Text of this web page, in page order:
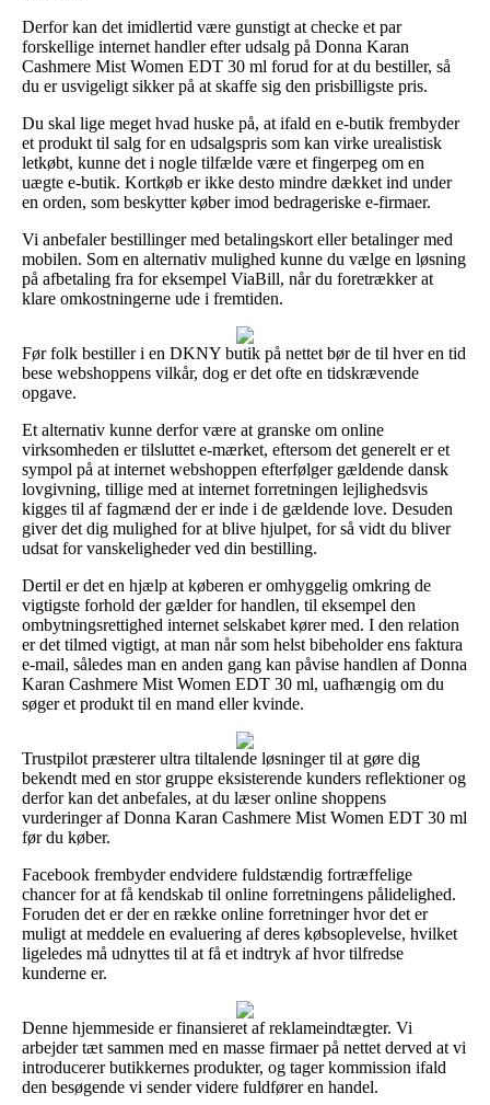
Derfor kan det imidlertid være gunstigt at checke et par
forskellige internet handler efter udsalg på Donna Karan
Cashmere Mist Women EDT 30 ml forud for at du bestiller, så
du er usvigeligt sikker på at skaffe sig den prisbilligste pris.
Du skal lige meget hvad huske på, at ifald en e-butik frembyder
et produkt til salg for en udsalgspris som kan virke urealistisk
letkøbt, kunne det i nogle tilfælde være et fingerpeg om en
uægte e-butik. Kortkøb er ikke desto mindre dækket ind under
en orden, som beskytter køber imod bedrageriske e-firmaer.
Vi anbefaler bestillinger med betalingskort eller betalinger med
mobilen. Som en alternativ mulighed kunne du vælge en løsning
på afbetaling fra for eksempel ViaBill, når du foretrækker at
klare omkostningerne ude i fremtiden.
Før folk bestiller i en DKNY butik på nettet bør de til hver en tid
bese webshoppens vilkår, dog er det ofte en tidskrævende
opgave.
Et alternativ kunne derfor være at granske om online
virksomheden er tilsluttet e-mærket, eftersom det generelt er et
sympol på at internet webshoppen efterfølger gældende dansk
lovgivning, tillige med at internet forretningen lejlighedsvis
kigges til af fagmænd der er inde i de gældende love. Desuden
giver det dig mulighed for at blive hjulpet, for så vidt du bliver
udsat for vanskeligheder ved din bestilling.
Dertil er det en hjælp at køberen er omhyggelig omkring de
vigtigste forhold der gælder for handlen, til eksempel den
ombytningsrettighed internet selskabet kører med. I den relation
er det tilmed vigtigt, at man når som helst bibeholder ens faktura
e-mail, således man en anden gang kan påvise handlen af Donna
Karan Cashmere Mist Women EDT 30 ml, uafhængig om du
søger et produkt til en mand eller kvinde.
Trustpilot præsterer ultra tiltalende løsninger til at gøre dig
bekendt med en stor gruppe eksisterende kunders reflektioner og
derfor kan det anbefales, at du læser online shoppens
vurderinger af Donna Karan Cashmere Mist Women EDT 30 ml
før du køber.
Facebook frembyder endvidere fuldstændig fortræffelige
chancer for at få kendskab til online forretningens pålidelighed.
Foruden det er der en række online forretninger hvor det er
muligt at meddele en evaluering af deres købsoplevelse, hvilket
ligeledes må udnyttes til at få et indtryk af hvor tilfredse
kunderne er.
Denne hjemmeside er finansieret af reklameindtægter. Vi
arbejder tæt sammen med en masse firmaer på nettet derved at vi
introducerer butikkernes produkter, og tager kommission ifald
den besøgende vi sender videre fuldfører en handel.